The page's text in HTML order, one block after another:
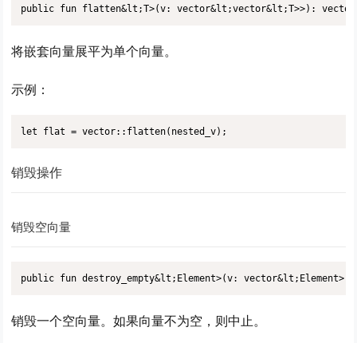
public fun flatten&lt;T>(v: vector&lt;vector&lt;T>>):
将嵌套向量展平为单个向量。
示例：
let flat = vector::flatten(nested_v);
销毁操作
销毁空向量
public fun destroy_empty&lt;Element>(v: vector&lt;Element>)
销毁一个空向量。如果向量不为空，则中止。